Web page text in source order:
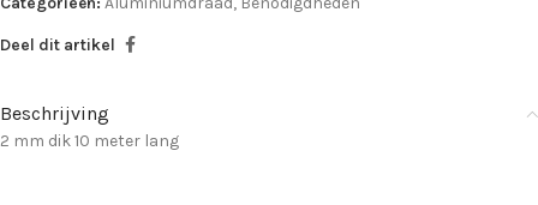
Deel dit artikel
Beschrijving
2 mm dik 10 meter lang